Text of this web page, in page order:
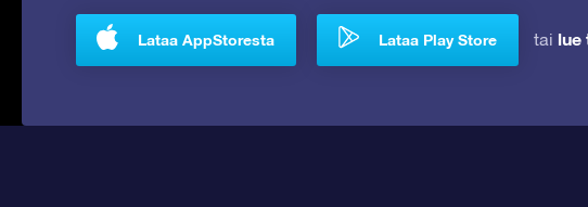
Lataa AppStoresta Lataa Play Store tai lue